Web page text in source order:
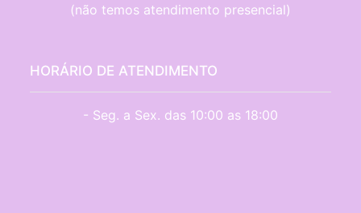
(não temos atendimento presencial)
HORÁRIO DE ATENDIMENTO
- Seg. a Sex. das 10:00 as 18:00